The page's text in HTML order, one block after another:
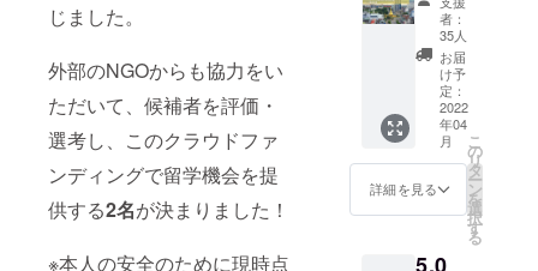
じました。
外部のNGOからも協力をい
ただいて、候補者を評価・
選考し、このクラウドファ
ンディングで留学機会を提
供する2名が決まりました！
※本人の安全のために現時点
留学の経験
がある、
ミャンマー
と深い関わ
りのある日
本人6名。
お手紙
（2022
年4月
頃） ②
活動報
告書
（2022
年4月頃
から24
年4月ま
で年1回
予定） -
2022年
者：
35人
お届
け予
定：
2022
年04
月
詳細を見る
こ
の
リ
タ
ー
ン
を
選
択
す
る
5,0